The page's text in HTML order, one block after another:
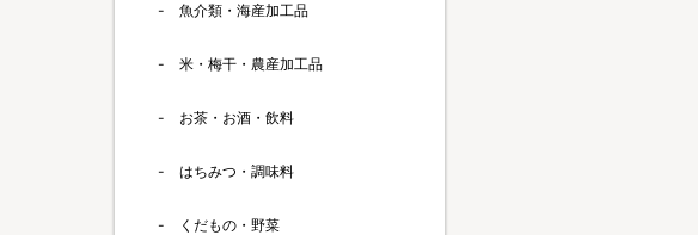
魚介類・海産加工品
米・梅干・農産加工品
お茶・お酒・飲料
はちみつ・調味料
くだもの・野菜